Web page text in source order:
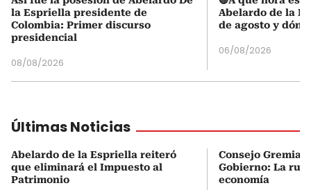
la Espriella presidente de
Colombia: Primer discurso
presidencial
08/08/2026
Abelardo de la
de agosto y
06/08/2026
Últimas Noticias
Abelardo de la Espriella reiteró
que eliminará el Impuesto al
Patrimonio
Consejo Gremial
Gobierno: La
economía